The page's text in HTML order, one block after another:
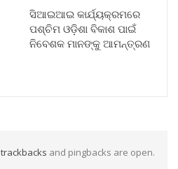
ସିଆଇଆଇ କାର୍ଯ୍ୟକ୍ରମରେ
ପଶ୍ଚିମ ଓଡ଼ିଶା ବିକାଶ ପାଇଁ
ନିବେଶକ ମାନଙ୍କୁ ଆମନ୍ତ୍ରଣ
trackbacks and pingbacks are open.